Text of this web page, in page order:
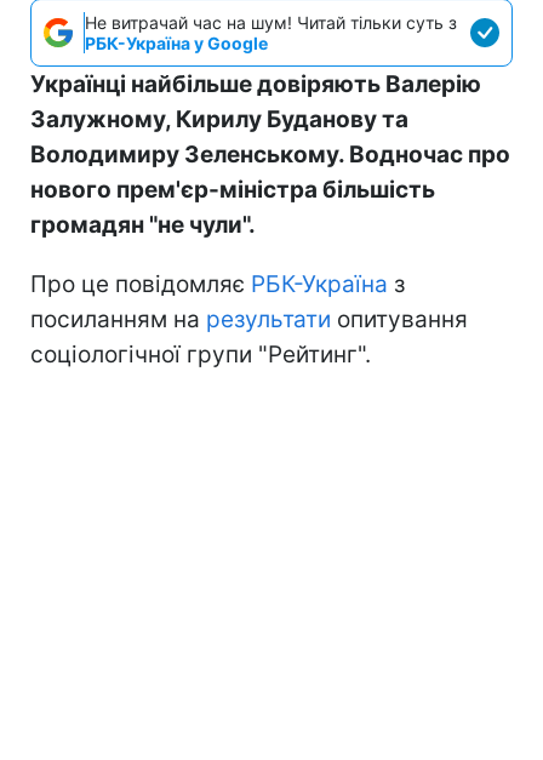
Не витрачай час на шум! Читай тільки суть з
РБК-Україна у Google
Українці найбільше довіряють Валерію
Залужному, Кирилу Буданову та
Володимиру Зеленському. Водночас про
нового прем'єр-міністра більшість
громадян "не чули".
Про це повідомляє РБК-Україна з
посиланням на результати опитування
соціологічної групи "Рейтинг".